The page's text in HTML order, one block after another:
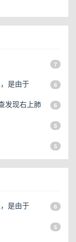
7
是由于 6
发现右上肺
6
5
5
是由于 6
5